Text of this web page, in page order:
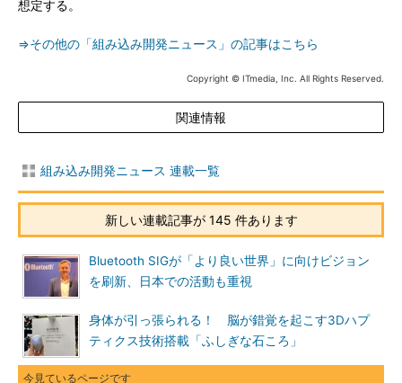
想定する。
⇒その他の「組み込み開発ニュース」の記事はこちら
Copyright © ITmedia, Inc. All Rights Reserved.
関連情報
組み込み開発ニュース 連載一覧
新しい連載記事が 145 件あります
Bluetooth SIGが「より良い世界」に向けビジョン
を刷新、日本での活動も重視
身体が引っ張られる！ 脳が錯覚を起こす3Dハプ
ティクス技術搭載「ふしぎな石ころ」